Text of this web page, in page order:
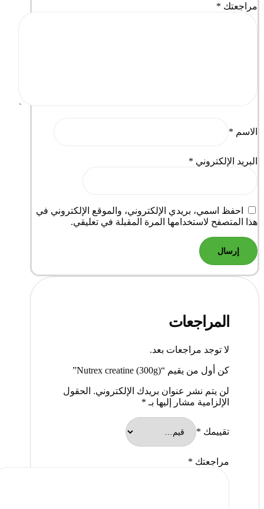
مراجعتك *
الاسم *
البريد الإلكتروني *
احفظ اسمي، بريدي الإلكتروني، والموقع الإلكتروني في
هذا المتصفح لاستخدامها المرة المقبلة في تعليقي.
المراجعات
لا توجد مراجعات بعد.
كن أول من يقيم “Nutrex creatine (300g)”
لن يتم نشر عنوان بريدك الإلكتروني. الحقول
الإلزامية مشار إليها بـ *
تقييمك *
مراجعتك *